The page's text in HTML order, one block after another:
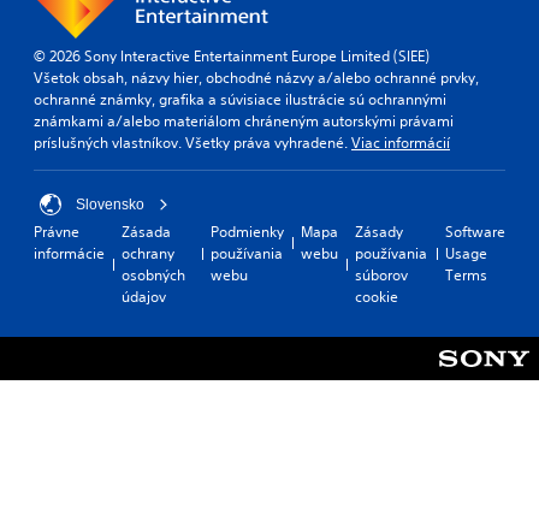
© 2026 Sony Interactive Entertainment Europe Limited (SIEE)
Všetok obsah, názvy hier, obchodné názvy a/alebo ochranné prvky,
ochranné známky, grafika a súvisiace ilustrácie sú ochrannými
známkami a/alebo materiálom chráneným autorskými právami
príslušných vlastníkov. Všetky práva vyhradené.Viac informácií
Slovensko
Právne
informácie
Zásada
ochrany
osobných
údajov
Podmienky
používania
webu
Mapa
webu
Zásady
používania
súborov
cookie
Software
Usage
Terms